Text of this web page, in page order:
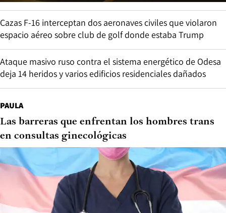
Cazas F-16 interceptan dos aeronaves civiles que violaron
espacio aéreo sobre club de golf donde estaba Trump
Ataque masivo ruso contra el sistema energético de Odesa
deja 14 heridos y varios edificios residenciales dañados
PAULA
Las barreras que enfrentan los hombres trans
en consultas ginecológicas